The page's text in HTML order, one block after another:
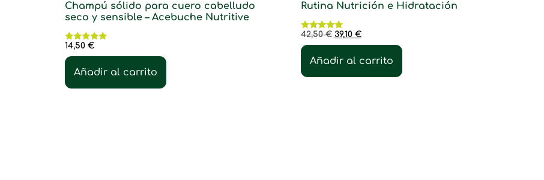
Champú sólido para cuero cabelludo
seco y sensible – Acebuche Nutritive
Valorado
con
5.00
de 5
14,50 €
Añadir al carrito
Rutina Nutrición e Hidratación
Valorado
con
5.00
de 5
42,50€ 39,10 €
Añadir al carrito